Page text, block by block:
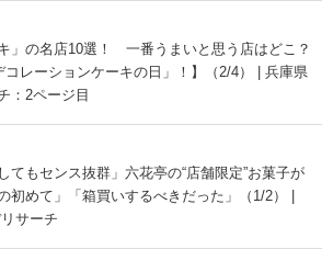
」の名店10選！ 一番うまいと思う店はどこ？
コレーションケーキの日」！】（2/4） | 兵庫県
：2ページ目
てもセンス抜群」六花亭の“店舗限定”お菓子が
めて」「箱買いするべきだった」（1/2） |
サーチ